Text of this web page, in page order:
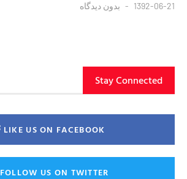
1392-06-21 بدون دیدگاه
Stay Connected
LIKE US ON FACEBOOK
FOLLOW US ON TWITTER